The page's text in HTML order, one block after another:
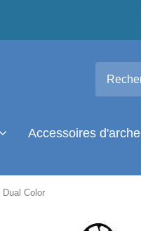
Accessoires
Dual Color